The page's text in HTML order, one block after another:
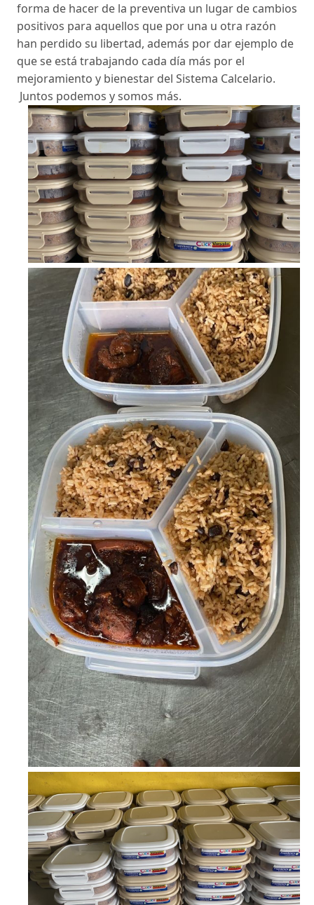
forma de hacer de la preventiva un lugar de cambios
positivos para aquellos que por una u otra razón
han perdido su libertad, además por dar ejemplo de
que se está trabajando cada día más por el
mejoramiento y bienestar del Sistema Calcelario.
Juntos podemos y somos más.